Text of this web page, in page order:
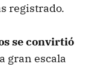
registrado.
se convirtió
a gran escala